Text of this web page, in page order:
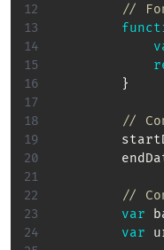
//
}
//
//
var
var